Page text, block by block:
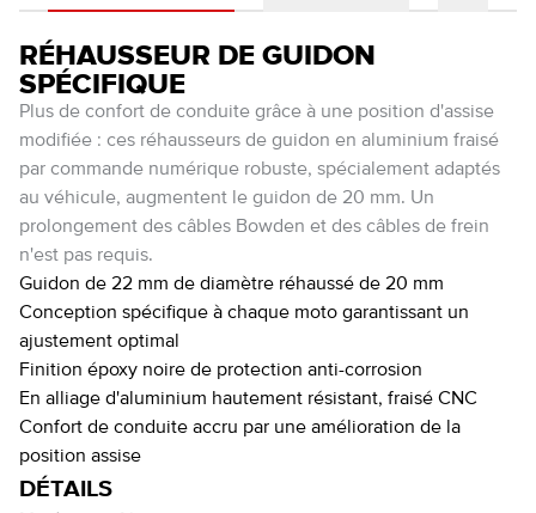
RÉHAUSSEUR DE GUIDON
SPÉCIFIQUE
Plus de confort de conduite grâce à une position d'assise
modifiée : ces réhausseurs de guidon en aluminium fraisé
par commande numérique robuste, spécialement adaptés
au véhicule, augmentent le guidon de 20 mm. Un
prolongement des câbles Bowden et des câbles de frein
n'est pas requis.
Guidon de 22 mm de diamètre réhaussé de 20 mm
Conception spécifique à chaque moto garantissant un
ajustement optimal
Finition époxy noire de protection anti-corrosion
En alliage d'aluminium hautement résistant, fraisé CNC
Confort de conduite accru par une amélioration de la
position assise
DÉTAILS